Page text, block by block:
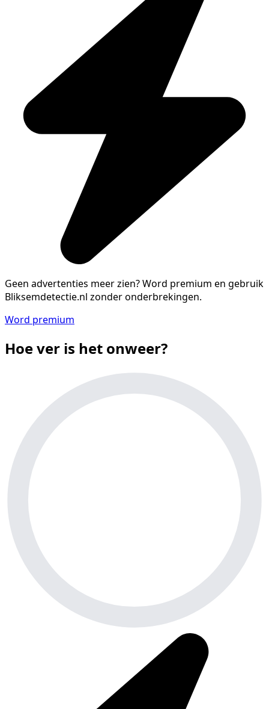
Geen advertenties meer zien?Word premium en gebruik
Bliksemdetectie.nl zonder onderbrekingen.
Word premium
Hoe ver is het onweer?